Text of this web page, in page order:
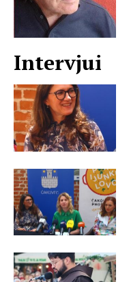
Intervjui